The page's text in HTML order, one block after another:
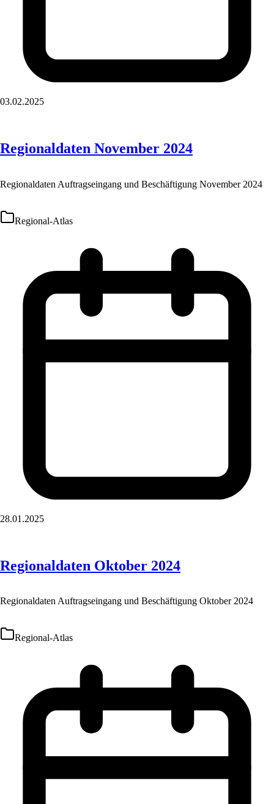
03.02.2025
Regionaldaten November 2024
Regionaldaten Auftragseingang und Beschäftigung November 2024
Regional-Atlas
28.01.2025
Regionaldaten Oktober 2024
Regionaldaten Auftragseingang und Beschäftigung Oktober 2024
Regional-Atlas